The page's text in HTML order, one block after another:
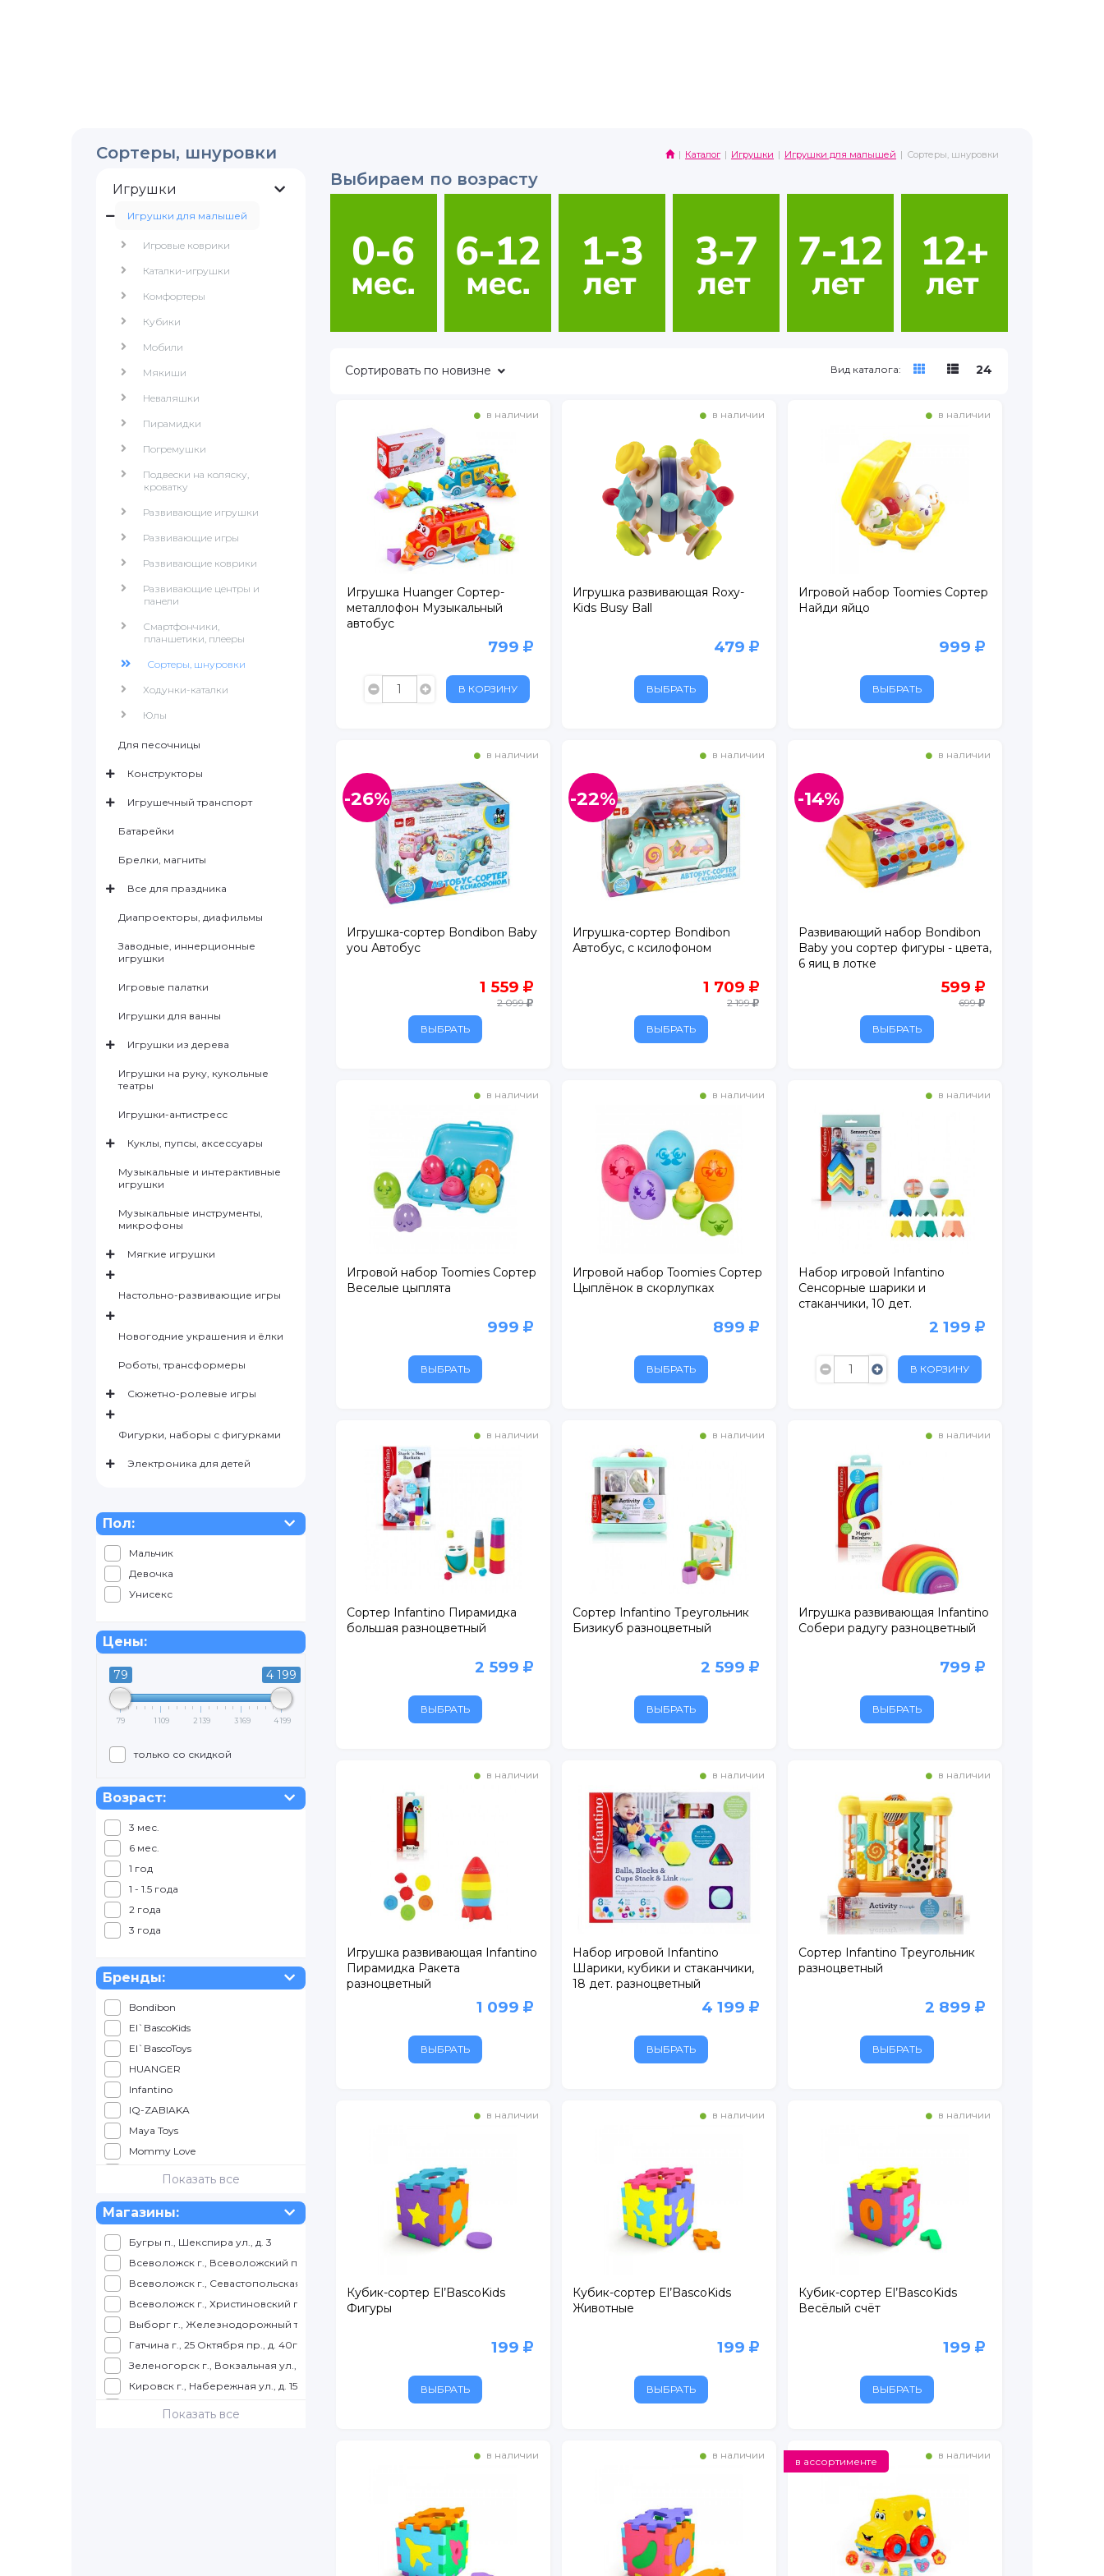
Сортеры, шнуровки Каталог Игрушки Игрушки для малышей Сортеры, шнуровки
Игрушки
Игрушки для малышей
Игровые коврики
Каталки-игрушки
Комфортеры
Кубики
Мобили
Мякиши
Неваляшки
Пирамидки
Погремушки
Подвески на коляску,
кроватку
Развивающие игрушки
Развивающие игры
Развивающие коврики
Развивающие центры и
панели
Смартфончики,
планшетики, плееры
Сортеры, шнуровки
Ходунки-каталки
Юлы
Для песочницы
Конструкторы
Игрушечный транспорт
Батарейки
Брелки, магниты
Все для праздника
Диапроекторы, диафильмы
Заводные, иннерционные
игрушки
Игровые палатки
Игрушки для ванны
Игрушки из дерева
Игрушки на руку, кукольные
театры
Игрушки-антистресс
Куклы, пупсы, аксессуары
Музыкальные и интерактивные
игрушки
Музыкальные инструменты,
микрофоны
Мягкие игрушки
Настольно-развивающие игры
Новогодние украшения и ёлки
Роботы, трансформеры
Сюжетно-ролевые игры
Фигурки, наборы с фигурками
Электроника для детей
Пол:
Мальчик
Девочка
Унисекс
Цены:
79 4 199
79 1 109 2 139 3 169 4 199
только со скидкой
Возраст:
3 мес.
6 мес.
1 год
1 - 1.5 года
2 года
3 года
Бренды:
Bondibon
El`BascoKids
El`BascoToys
HUANGER
Infantino
IQ-ZABIAKA
Maya Toys
Mommy Love
Roxy-Kids
SHANTOU YISHENG
Показать все
Магазины:
Бугры п., Шекспира ул., д. 3
Всеволожск г., Всеволожский пр., д. 57
Всеволожск г., Севастопольская ул., д. 2, корп. 1
Всеволожск г., Христиновский пр., д. 26
Выборг г., Железнодорожный т., д. 4, ТРК КУБУС
Гатчина г., 25 Октября пр., д. 40г, корп. 1
Зеленогорск г., Вокзальная ул., д. 7, ТЦ Курортный
Кировск г., Набережная ул., д. 15, ТРК Набережный
Колпино г., Балканская дорога, д. 10, ТЦ "Красный Кирпичник"
Показать все
Выбираем по возрасту
Сортировать по новизне 24
Вид каталога:
в наличии
Игрушка Huanger Сортер-
металлофон Музыкальный
автобус
799
В КОРЗИНУ
в наличии
Игрушка развивающая Roxy-
Kids Busy Ball
479
ВЫБРАТЬ
в наличии
Игровой набор Toomies Сортер
Найди яйцо
999
ВЫБРАТЬ
в наличии
-26%
Игрушка-сортер Bondibon Baby
you Автобус
1 559
2 099
ВЫБРАТЬ
в наличии
-22%
Игрушка-сортер Bondibon
Автобус, с ксилофоном
1 709
2 199
ВЫБРАТЬ
в наличии
-14%
Развивающий набор Bondibon
Baby you сортер фигуры - цвета,
6 яиц в лотке
599
699
ВЫБРАТЬ
в наличии
Игровой набор Toomies Сортер
Веселые цыплята
999
ВЫБРАТЬ
в наличии
Игровой набор Toomies Сортер
Цыплёнок в скорлупках
899
ВЫБРАТЬ
в наличии
Набор игровой Infantino
Сенсорные шарики и
стаканчики, 10 дет.
2 199
В КОРЗИНУ
в наличии
Сортер Infantino Пирамидка
большая разноцветный
2 599
ВЫБРАТЬ
в наличии
Сортер Infantino Треугольник
Бизикуб разноцветный
2 599
ВЫБРАТЬ
в наличии
Игрушка развивающая Infantino
Собери радугу разноцветный
799
ВЫБРАТЬ
в наличии
Игрушка развивающая Infantino
Пирамидка Ракета
разноцветный
1 099
ВЫБРАТЬ
в наличии
Набор игровой Infantino
Шарики, кубики и стаканчики,
18 дет. разноцветный
4 199
ВЫБРАТЬ
в наличии
Сортер Infantino Треугольник
разноцветный
2 899
ВЫБРАТЬ
в наличии
Кубик-сортер El’BascoKids
Фигуры
199
ВЫБРАТЬ
в наличии
Кубик-сортер El’BascoKids
Животные
199
ВЫБРАТЬ
в наличии
Кубик-сортер El’BascoKids
Весёлый счёт
199
ВЫБРАТЬ
в наличии в наличии в наличии
в ассортименте